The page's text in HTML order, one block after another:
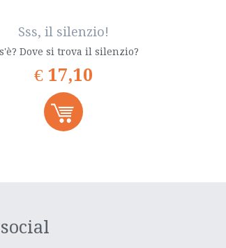
Sss, il silenzio!
Dove si trova il silenzio?
€ 17,10